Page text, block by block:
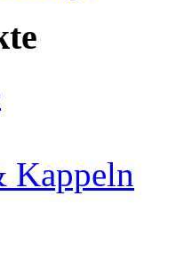
Kappeln